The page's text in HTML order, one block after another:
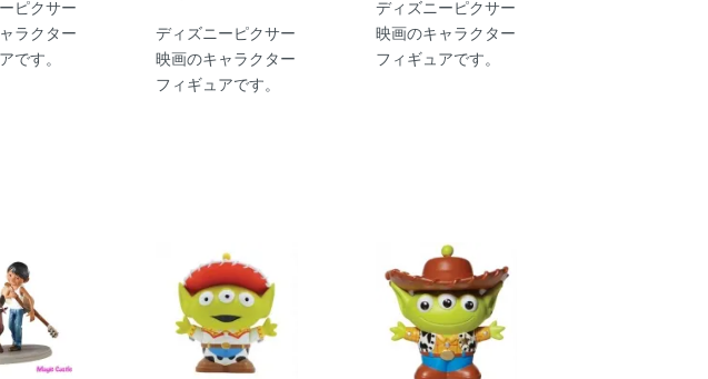
ピクサー
ラクター
です。
ディズニーピクサー
映画のキャラクター
フィギュアです。
ディズニーピクサー
映画のキャラクター
フィギュアです。